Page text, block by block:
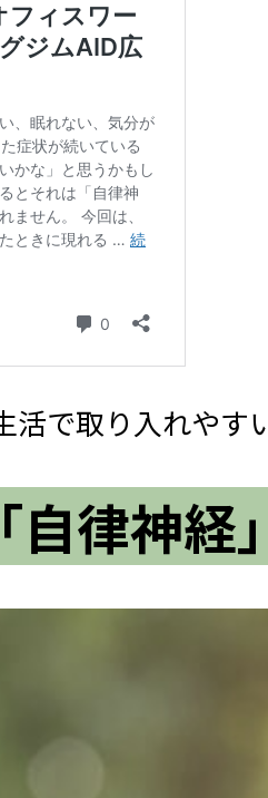
で取り入れやす
自律神経